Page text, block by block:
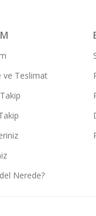
ve Teslimat
Nerede?